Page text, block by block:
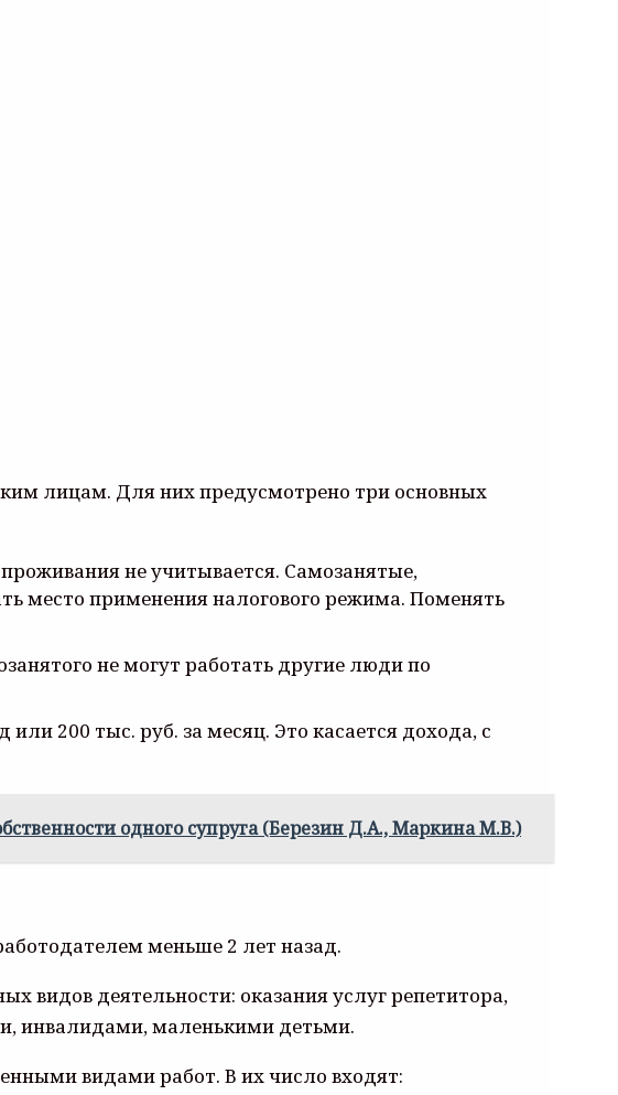
лицам. Для них предусмотрено три основных
не учитывается. Самозанятые,
место применения налогового режима. Поменять
не могут работать другие люди по
200 тыс. руб. за месяц. Это касается дохода, с
одного супруга (Березин Д.А., Маркина М.В.)
меньше 2 лет назад.
видов деятельности: оказания услуг репетитора,
инвалидами, маленькими детьми.
видами работ. В их число входят: